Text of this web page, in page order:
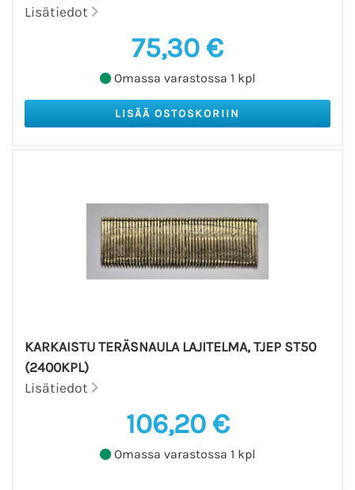
Lisätiedot
75,30 €
Omassa varastossa 1 kpl
KARKAISTU TERÄSNAULA LAJITELMA, TJEP ST50
(2400KPL)
Lisätiedot
106,20 €
Omassa varastossa 1 kpl